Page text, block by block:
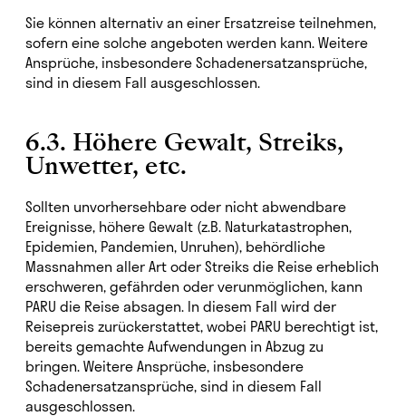
Sie können alternativ an einer Ersatzreise teilnehmen,
sofern eine solche angeboten werden kann. Weitere
Ansprüche, insbesondere Schadenersatzansprüche,
sind in diesem Fall ausgeschlossen.
6.3. Höhere Gewalt, Streiks,
Unwetter, etc.
Sollten unvorhersehbare oder nicht abwendbare
Ereignisse, höhere Gewalt (z.B. Naturkatastrophen,
Epidemien, Pandemien, Unruhen), behördliche
Massnahmen aller Art oder Streiks die Reise erheblich
erschweren, gefährden oder verunmöglichen, kann
PARU die Reise absagen. In diesem Fall wird der
Reisepreis zurückerstattet, wobei PARU berechtigt ist,
bereits gemachte Aufwendungen in Abzug zu
bringen. Weitere Ansprüche, insbesondere
Schadenersatzansprüche, sind in diesem Fall
ausgeschlossen.